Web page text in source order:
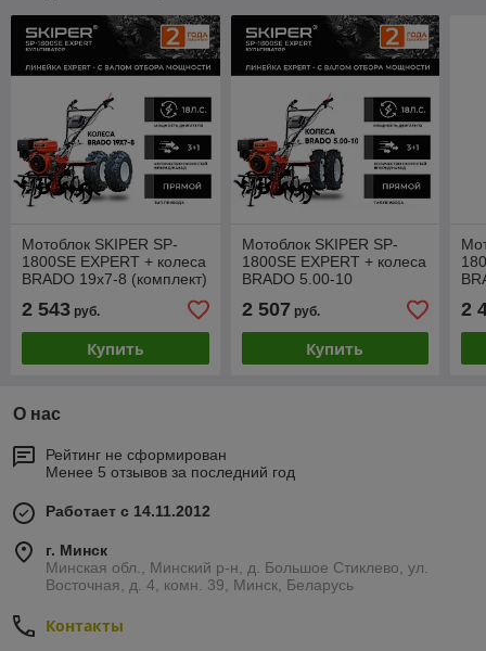
Мотоблок SKIPER SP-
1800SE EXPERT + колеса
BRADO 19х7-8 (комплект)
2 543 руб.
Купить
Мотоблок SKIPER SP-
1800SE EXPERT + колеса
BRADO 5.00-10
2 507 руб.
Купить
2
О нас
Рейтинг не сформирован
Менее 5 отзывов за последний год
Работает с 14.11.2012
г. Минск
Минская обл., Минский р-н, д. Большое Стиклево, ул.
Восточная, д. 4, комн. 39, Минск, Беларусь
Контакты